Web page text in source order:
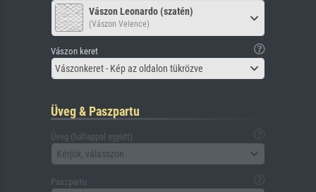
Vászon Leonardo (szatén)
(Vászon Velence)
Vászon keret
Vászonkeret - Kép az oldalon tükrözve
Üveg & Paszpartu
Üveg (hátlappal együtt)
Kérjük, válasszon
Paszpartu